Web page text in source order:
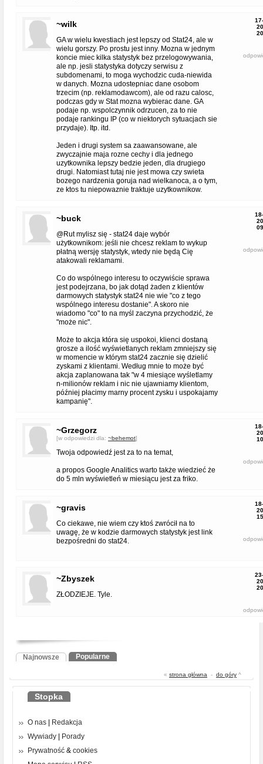
~wilk
GA w wielu kwestiach jest lepszy od Stat24, ale w
wielu gorszy. Po prostu jest inny. Mozna w jednym
koncie miec kilka statystyk bez przelogowywania,
ale np. jesli statystyka dotyczy serwisu z
subdomenami, to moga wychodzic cuda-niewida
w danych. Mozna udostepniac dane osobom
trzecim (np. reklamodawcom), ale od razu calosc,
podczas gdy w Stat mozna wybierac dane. GA
podaje np. wspolczynnik odrzucen, za to nie
podaje rankingu IP (co w niektorych sytuacjach sie
przydaje). Itp. itd.
Jeden i drugi system sa zaawansowane, ale
zwyczajnie maja rozne cechy i dla jednego
uzytkownika lepszy bedzie jeden, dla drugiego
drugi. Natomiast tutaj nie jest mowa czy swieta
bozego nardzenia goruja nad wielkanoca, a o tym,
ze ktos tu niepowaznie traktuje uzytkownikow.
~buck
@Rut mylisz się - stat24 daje wybór
użytkownikom: jeśli nie chcesz reklam to wykup
płatną wersję statystyk, wtedy nie będą Cię
atakowali reklamami.
Co do wspólnego interesu to oczywiście sprawa
jest podejrzana, bo jak dotąd żaden z klientów
darmowych statystyk stat24 nie wie "co z tego
wspólnego interesu dostanie". A skoro nie
wiadomo "co" to na myśl zaczyna przychodzić, że
"może nic".
Może to akcja która się uspokoi, klienci dostaną
grosze a ilość wyświetlanych reklam zmniejszy się
w momencie w którym stat24 zacznie się dzielić
zyskami z klientami. Według mnie to może być
akcja zaplanowana tak "w 4 miesiące wyśletlamy
n-milionów reklam i nic nie ujawniamy klientom,
później płacimy marny procent zysku i uspokajamy
kampanię".
~Grzegorz
[w odpowiedzi dla: ~behemot]
Twoja odpowiedź jest za to na temat,
a propos Google Analitics warto także wiedzieć że
do 5 mln wyświetleń w miesiącu jest za friko.
~gravis
Co ciekawe, nie wiem czy ktoś zwrócił na to
uwagę, że w kodzie darmowych statystyk jest link
bezpośredni do stat24.
~Zbyszek
ZŁODZIEJE. Tyle.
Najnowsze Popularne
« strona główna - do góry ^
Stopka
O nas
Redakcja
Wywiady
Porady
Prywatność & cookies